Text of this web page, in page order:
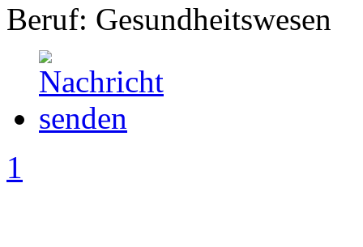
Beruf: Gesundheitswesen
1